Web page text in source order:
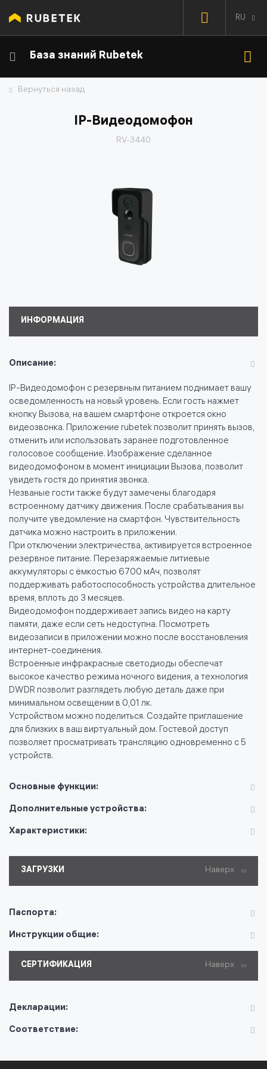
RU
База знаний Rubetek
Вернуться назад
IP-Видеодомофон
RV-3440
ИНФОРМАЦИЯ
Описание:
IP-Видеодомофон с резервным питанием поднимает вашу
осведомленность на новый уровень. Если гость нажмет
кнопку Вызова, на вашем смартфоне откроется окно
видеозвонка. Приложение rubetek позволит принять вызов,
отменить или использовать заранее подготовленное
голосовое сообщение. Изображение сделанное
видеодомофоном в момент инициации Вызова, позволит
увидеть гостя до принятия звонка.
Незваные гости также будут замечены благодаря
встроенному датчику движения. После срабатывания вы
получите уведомление на смартфон. Чувствительность
датчика можно настроить в приложении.
При отключении электричества, активируется встроенное
резервное питание. Перезаряжаемые литиевые
аккумуляторы с ёмкостью 6700 мАч, позволят
поддерживать работоспособность устройства длительное
время, вплоть до 3 месяцев.
Видеодомофон поддерживает запись видео на карту
памяти, даже если сеть недоступна. Посмотреть
видеозаписи в приложении можно после восстановления
интернет-соединения.
Встроенные инфракрасные светодиоды обеспечат
высокое качество режима ночного видения, а технология
DWDR позволит разглядеть любую деталь даже при
минимальном освещении в 0,01 лк.
Устройством можно поделиться. Создайте приглашение
для близких в ваш виртуальный дом. Гостевой доступ
позволяет просматривать трансляцию одновременно с 5
устройств.
Основные функции:
Дополнительные устройства:
Характеристики:
ЗАГРУЗКИ Наверх
Паспорта:
Инструкции общие:
СЕРТИФИКАЦИЯ Наверх
Декларации:
Соответствие: